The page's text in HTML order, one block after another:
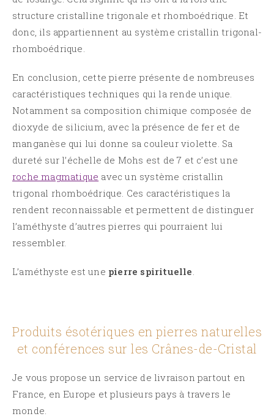
structure cristalline trigonale et rhomboédrique. Et
donc, ils appartiennent au système cristallin trigonal-
rhomboédrique.
En conclusion, cette pierre présente de nombreuses
caractéristiques techniques qui la rende unique.
Notamment sa composition chimique composée de
dioxyde de silicium, avec la présence de fer et de
manganèse qui lui donne sa couleur violette. Sa
dureté sur l’échelle de Mohs est de 7 et c’est une
roche magmatique avec un système cristallin
trigonal rhomboédrique. Ces caractéristiques la
rendent reconnaissable et permettent de distinguer
l’améthyste d’autres pierres qui pourraient lui
ressembler.
L’améthyste est une pierre spirituelle
Produits ésotériques en pierres naturelles
et conférences sur les Crânes-de-Cristal
Je vous propose un service de livraison partout en
France, en Europe et plusieurs pays à travers le
monde.